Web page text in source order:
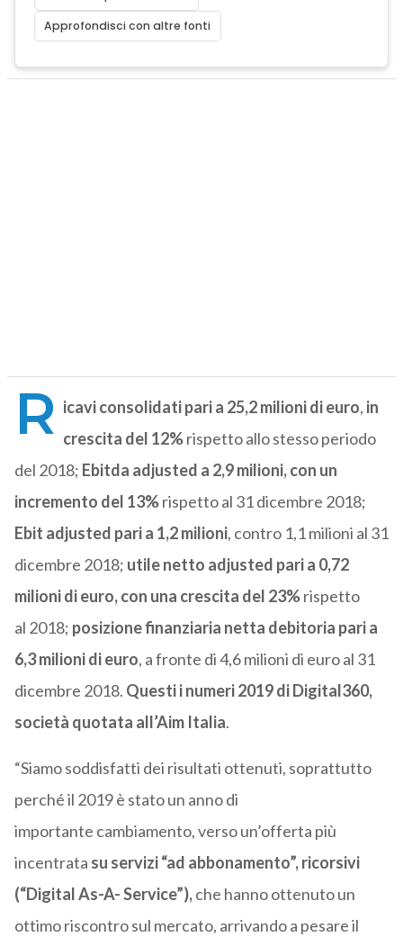
Approfondisci con altre fonti
R icavi consolidati pari a 25,2 milioni di euro, in
crescita del 12%rispetto allo stesso periodo
del 2018; Ebitda adjusted a 2,9 milioni, con un
incremento del 13%rispetto al 31 dicembre 2018;
Ebit adjusted pari a 1,2 milioni, contro 1,1 milioni al 31
dicembre 2018; utile netto adjusted pari a 0,72
milioni di euro, con una crescita del 23%rispetto
al 2018; posizione finanziaria netta debitoria pari a
6,3 milioni di euro, a fronte di 4,6 milioni di euro al 31
dicembre 2018. Questi i numeri 2019 di Digital360,
società quotata all’Aim Italia.
“Siamo soddisfatti dei risultati ottenuti, soprattutto
perché il 2019 è stato un anno di
importante cambiamento, verso un’offerta più
incentrata su servizi “ad abbonamento”, ricorsivi
(“Digital As-A- Service”),che hanno ottenuto un
ottimo riscontro sul mercato, arrivando a pesare il